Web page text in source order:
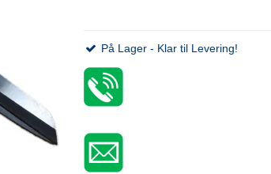
På Lager - Klar til Levering!